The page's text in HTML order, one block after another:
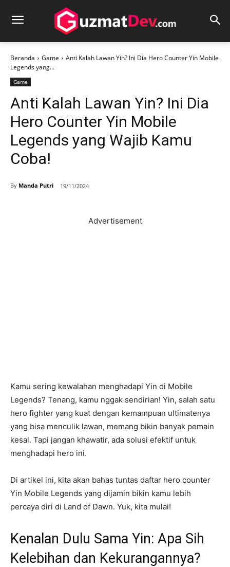
Beranda Game
Anti Kalah Lawan Yin? Ini Dia Hero Counter Yin Mobile
Legends yang...
Game
Anti Kalah Lawan Yin? Ini Dia
Hero Counter Yin Mobile
Legends yang Wajib Kamu
Coba!
By Manda Putri 19/11/2024
Advertisement
Kamu sering kewalahan menghadapi Yin di Mobile
Legends? Tenang, kamu nggak sendirian! Yin, salah satu
hero fighter yang kuat dengan kemampuan ultimatenya
yang bisa menculik lawan, memang bikin banyak pemain
kesal. Tapi jangan khawatir, ada solusi efektif untuk
menghadapi hero ini.
Di artikel ini, kita akan bahas tuntas daftar hero counter
Yin Mobile Legends yang dijamin bikin kamu lebih
percaya diri di Land of Dawn. Yuk, kita mulai!
Kenalan Dulu Sama Yin: Apa Sih
Kelebihan dan Kekurangannya?